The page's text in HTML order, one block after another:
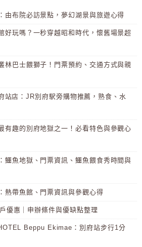
由布院必訪景點，夢幻湖景與旅遊心得
好玩嗎？一秒穿越昭和時代，懷舊場景超
林巴士餵獅子！門票預約、交通方式與親
站店：JR別府駅旁購物推薦，熟食、水
有趣的別府地獄之一！必看特色與參觀心
鱷魚地獄、門票資訊、鱷魚餵食秀時間與
熱帶魚館、門票資訊與參觀心得
優惠｜申辦條件與優缺點整理
Beppu Ekimae：別府站步行1分